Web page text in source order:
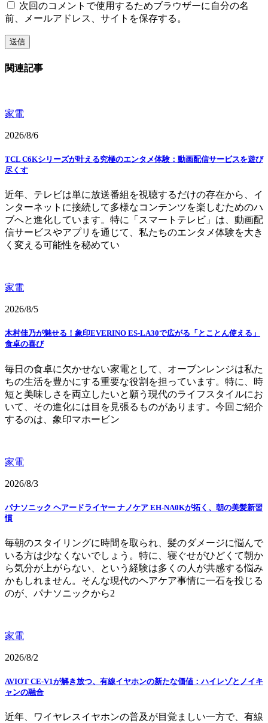
次回のコメントで使用するためブラウザーに自分の名
前、メールアドレス、サイトを保存する。
関連記事
家電
2026/8/6
TCL C6Kシリーズが叶える究極のエンタメ体験：動画配信サービスを遊び
尽くす
近年、テレビは単に放送番組を視聴するだけの存在から、イ
ンターネットに接続して多様なコンテンツを楽しむためのハ
ブへと進化しています。特に「スマートテレビ」は、動画配
信サービスやアプリを通じて、私たちのエンタメ体験を大き
く変える可能性を秘めてい
家電
2026/8/5
木村佳乃が魅せる！象印EVERINO ES-LA30で広がる「とことん使える」
食卓の喜び
毎日の食卓に欠かせない家電として、オーブンレンジは私た
ちの生活を豊かにする重要な役割を担っています。特に、時
短と美味しさを両立したいと願う現代のライフスタイルにお
いて、その進化には目を見張るものがあります。今回ご紹介
するのは、象印マホービン
家電
2026/8/3
パナソニック ヘアードライヤー ナノケア EH-NA0Kが拓く、朝の美髪新習
慣
毎朝のスタイリングに時間を取られ、髪のダメージに悩んで
いる方は少なくないでしょう。特に、寝ぐせがひどくて朝か
ら気分が上がらない、という経験は多くの人が共感する悩み
かもしれません。そんな現代のヘアケア事情に一石を投じる
のが、パナソニックから2
家電
2026/8/2
AVIOT CE-V1が解き放つ、有線イヤホンの新たな価値：ハイレゾとノイキ
ャンの融合
近年、ワイヤレスイヤホンの普及が目覚ましい一方で、有線